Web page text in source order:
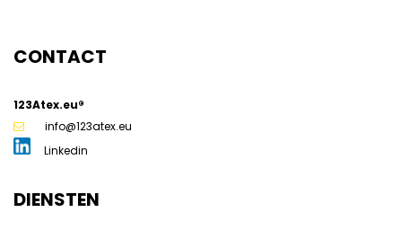
CONTACT
123Atex.eu®
info@123atex.eu
Linkedin
DIENSTEN